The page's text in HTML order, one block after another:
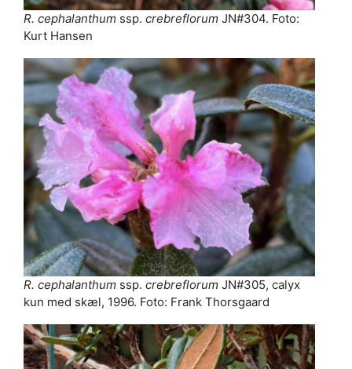
R. cephalanthum ssp. crebreflorum JN#304. Foto:
Kurt Hansen
R. cephalanthum ssp. crebreflorum JN#305, calyx
kun med skæl, 1996. Foto: Frank Thorsgaard